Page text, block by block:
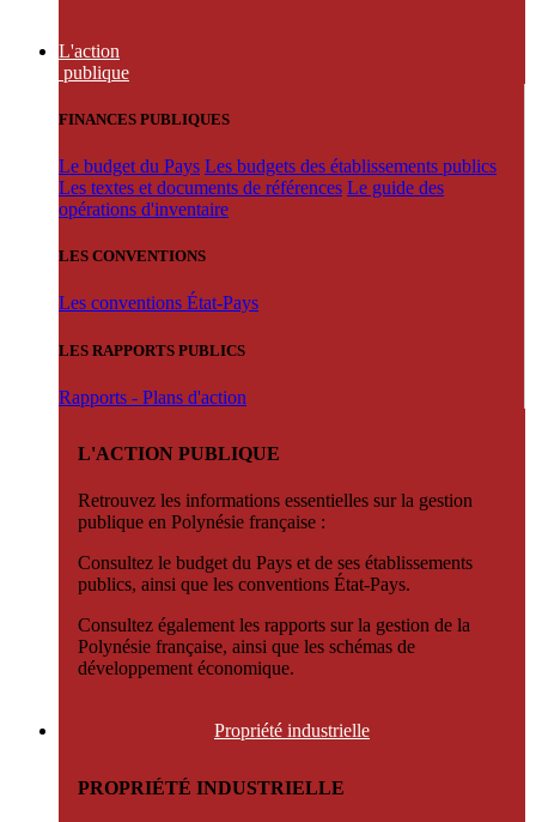
L'action
publique
FINANCES PUBLIQUES
Le budget du Pays Les budgets des établissements publics
Les textes et documents de références Le guide des
opérations d'inventaire
LES CONVENTIONS
Les conventions État-Pays
LES RAPPORTS PUBLICS
Rapports - Plans d'action
L'ACTION PUBLIQUE
Retrouvez les informations essentielles sur la gestion
publique en Polynésie française :
Consultez le budget du Pays et de ses établissements
publics, ainsi que les conventions État-Pays.
Consultez également les rapports sur la gestion de la
Polynésie française, ainsi que les schémas de
développement économique.
Propriété industrielle
PROPRIÉTÉ INDUSTRIELLE